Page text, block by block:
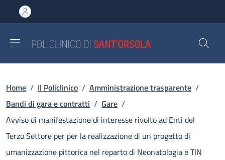
al contenuto principale
to footer content
Briciole di pane
Home / Il Policlinico / Amministrazione trasparente /
Bandi di gara e contratti / Gare /
Avviso di manifestazione di interesse rivolto ad Enti del
Terzo Settore per per la realizzazione di un progetto di
umanizzazione pittorica nel reparto di Neonatologia e TIN